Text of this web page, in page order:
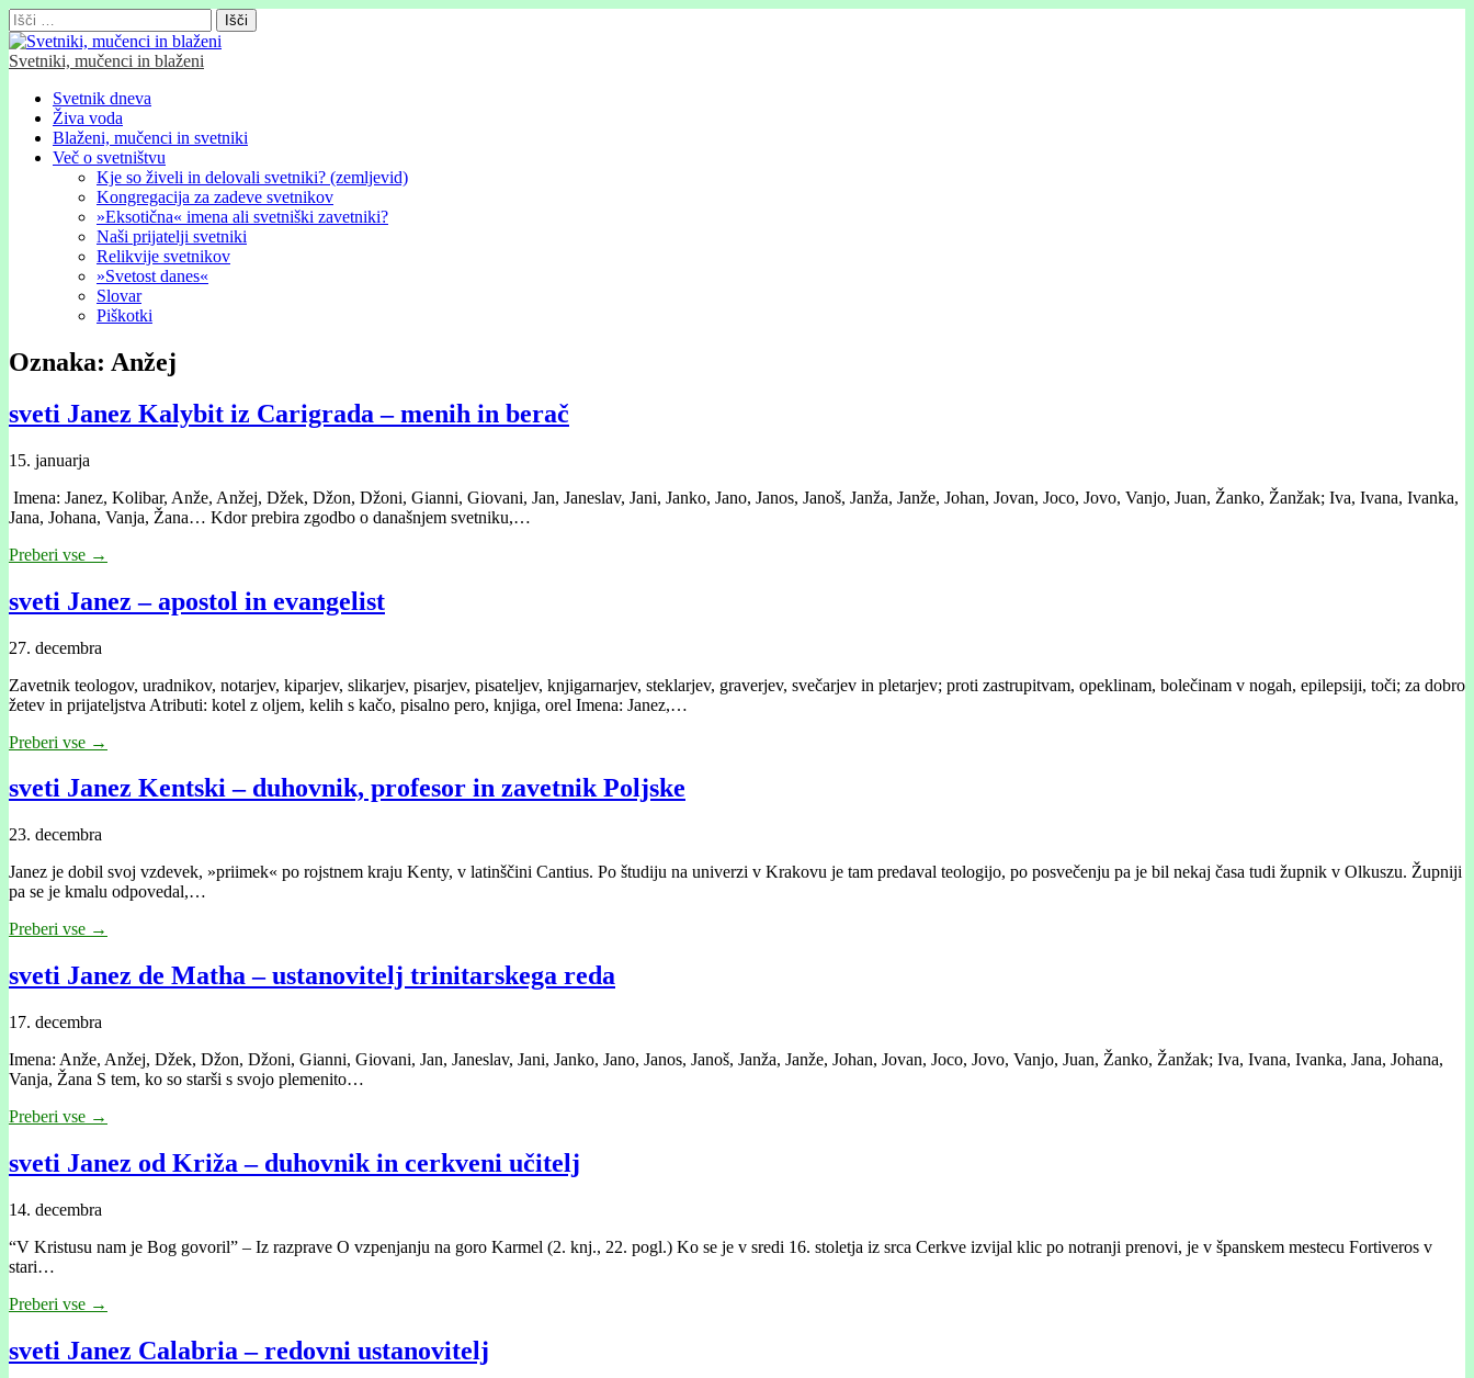
Išči:
Svetniki, mučenci in blaženi
Glavni
meni
Skip
content
Svetnik dneva
Živa voda
Blaženi, mučenci in svetniki
Več o svetništvu
Kje so živeli in delovali svetniki? (zemljevid)
Kongregacija za zadeve svetnikov
»Eksotična« imena ali svetniški zavetniki?
Naši prijatelji svetniki
Relikvije svetnikov
»Svetost danes«
Slovar
Piškotki
Oznaka: Anžej
sveti Janez Kalybit iz Carigrada – menih in berač
15. januarja
Imena: Janez, Kolibar, Anže, Anžej, Džek, Džon, Džoni, Gianni, Giovani, Jan, Janeslav, Jani, Janko, Jano, Janos, Janoš, Janža, Janže, Johan, Jovan, Joco, Jovo, Vanjo, Juan, Žanko, Žanžak; Iva, Ivana, Ivanka,
Jana, Johana, Vanja, Žana… Kdor prebira zgodbo o današnjem svetniku,…
Preberi vse →
sveti Janez – apostol in evangelist
27. decembra
Zavetnik teologov, uradnikov, notarjev, kiparjev, slikarjev, pisarjev, pisateljev, knjigarnarjev, steklarjev, graverjev, svečarjev in pletarjev; proti zastrupitvam, opeklinam, bolečinam v nogah, epilepsiji, toči; za dobro
žetev in prijateljstva Atributi: kotel z oljem, kelih s kačo, pisalno pero, knjiga, orel Imena: Janez,…
Preberi vse →
sveti Janez Kentski – duhovnik, profesor in zavetnik Poljske
23. decembra
Janez je dobil svoj vzdevek, »priimek« po rojstnem kraju Kenty, v latinščini Cantius. Po študiju na univerzi v Krakovu je tam predaval teologijo, po posvečenju pa je bil nekaj časa tudi župnik v Olkuszu. Župniji
pa se je kmalu odpovedal,…
Preberi vse →
sveti Janez de Matha – ustanovitelj trinitarskega reda
17. decembra
Imena: Anže, Anžej, Džek, Džon, Džoni, Gianni, Giovani, Jan, Janeslav, Jani, Janko, Jano, Janos, Janoš, Janža, Janže, Johan, Jovan, Joco, Jovo, Vanjo, Juan, Žanko, Žanžak; Iva, Ivana, Ivanka, Jana, Johana,
Vanja, Žana S tem, ko so starši s svojo plemenito…
Preberi vse →
sveti Janez od Križa – duhovnik in cerkveni učitelj
14. decembra
“V Kristusu nam je Bog govoril” – Iz razprave O vzpenjanju na goro Karmel (2. knj., 22. pogl.) Ko se je v sredi 16. stoletja iz srca Cerkve izvijal klic po notranji prenovi, je v španskem mestecu Fortiveros v
stari…
Preberi vse →
sveti Janez Calabria – redovni ustanovitelj